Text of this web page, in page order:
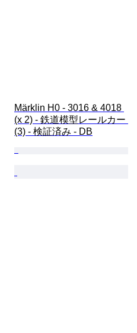
Märklin H0 - 3016 & 4018
(x 2) - 鉄道模型レールカー
(3) - 検証済み - DB